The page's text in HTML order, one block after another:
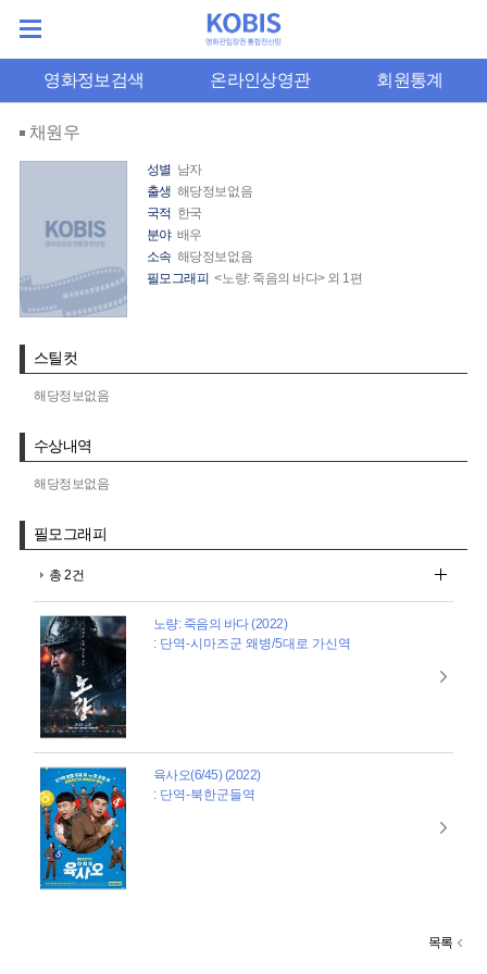
영화정보검색 온라인상영관 회원통계
채원우
성별 남자
출생 해당정보없음
국적 한국
분야 배우
소속 해당정보없음
필모그래피 <노량: 죽음의 바다> 외 1편
스틸컷
해당정보없음
수상내역
해당정보없음
필모그래피
총 2건
노량: 죽음의 바다 (2022)
: 단역-시마즈군 왜병/5대로 가신역
육사오(6/45) (2022)
: 단역-북한군들역
목록